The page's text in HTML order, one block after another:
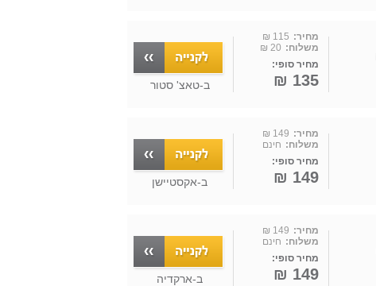
מחיר: 115 ₪
משלוח: 20 ₪
מחיר סופי:
135 ₪ ב-טאצ' סטור
מחיר: 149 ₪
משלוח: חינם
מחיר סופי:
149 ₪ ב-אקסטיישן
מחיר: 149 ₪
משלוח: חינם
מחיר סופי:
149 ₪ ב-ארקדיה